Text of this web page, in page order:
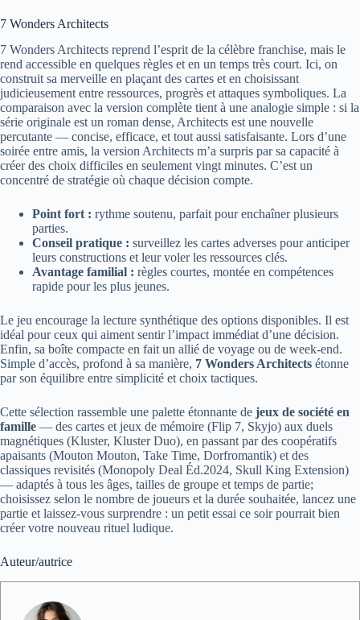
7 Wonders Architects
7 Wonders Architects reprend l’esprit de la célèbre franchise, mais le
rend accessible en quelques règles et en un temps très court. Ici, on
construit sa merveille en plaçant des cartes et en choisissant
judicieusement entre ressources, progrès et attaques symboliques. La
comparaison avec la version complète tient à une analogie simple : si la
série originale est un roman dense, Architects est une nouvelle
percutante — concise, efficace, et tout aussi satisfaisante. Lors d’une
soirée entre amis, la version Architects m’a surpris par sa capacité à
créer des choix difficiles en seulement vingt minutes. C’est un
concentré de stratégie où chaque décision compte.
Point fort : rythme soutenu, parfait pour enchaîner plusieurs
parties.
Conseil pratique : surveillez les cartes adverses pour anticiper
leurs constructions et leur voler les ressources clés.
Avantage familial : règles courtes, montée en compétences
rapide pour les plus jeunes.
Le jeu encourage la lecture synthétique des options disponibles. Il est
idéal pour ceux qui aiment sentir l’impact immédiat d’une décision.
Enfin, sa boîte compacte en fait un allié de voyage ou de week‑end.
Simple d’accès, profond à sa manière, 7 Wonders Architects étonne
par son équilibre entre simplicité et choix tactiques.
Cette sélection rassemble une palette étonnante de jeux de société en
famille — des cartes et jeux de mémoire (Flip 7, Skyjo) aux duels
magnétiques (Kluster, Kluster Duo), en passant par des coopératifs
apaisants (Mouton Mouton, Take Time, Dorfromantik) et des
classiques revisités (Monopoly Deal Éd.2024, Skull King Extension)
— adaptés à tous les âges, tailles de groupe et temps de partie;
choisissez selon le nombre de joueurs et la durée souhaitée, lancez une
partie et laissez-vous surprendre : un petit essai ce soir pourrait bien
créer votre nouveau rituel ludique.
Auteur/autrice